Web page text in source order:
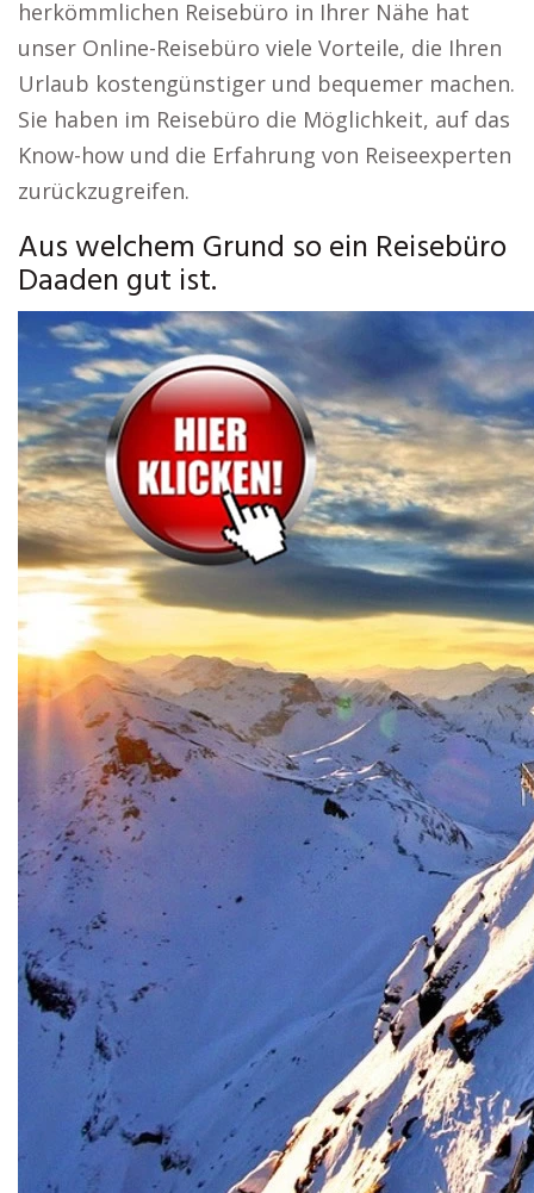
herkömmlichen Reisebüro in Ihrer Nähe hat
unser Online-Reisebüro viele Vorteile, die Ihren
Urlaub kostengünstiger und bequemer machen.
Sie haben im Reisebüro die Möglichkeit, auf das
Know-how und die Erfahrung von Reiseexperten
zurückzugreifen.
Aus welchem Grund so ein Reisebüro
Daaden gut ist.